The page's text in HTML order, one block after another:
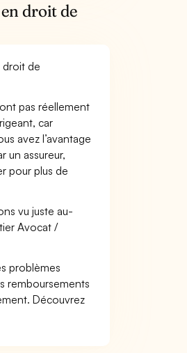
droit de
droit de
pas réellement
car
avez l’avantage
un assureur,
pour plus de
vu juste au-
Avocat /
problèmes
remboursements
Découvrez